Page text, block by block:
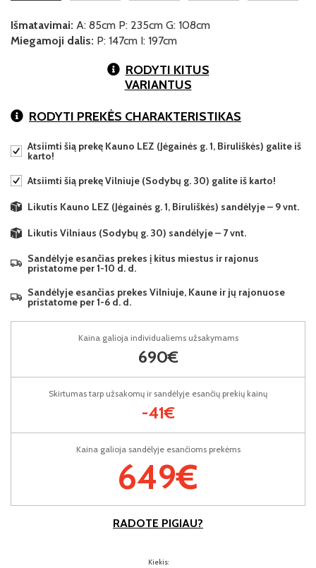
Išmatavimai: A: 85cm P: 235cm G: 108cm
Miegamoji dalis: P: 147cm I: 197cm
RODYTI KITUS
VARIANTUS
RODYTI PREKĖS CHARAKTERISTIKAS
Atsiimti šią prekę Kauno LEZ (Jėgainės g. 1, Biruliškės) galite iš
karto!
Atsiimti šią prekę Vilniuje (Sodybų g. 30) galite iš karto!
Likutis Kauno LEZ (Jėgainės g. 1, Biruliškės) sandėlyje – 9 vnt.
Likutis Vilniaus (Sodybų g. 30) sandėlyje – 7 vnt.
Sandėlyje esančias prekes į kitus miestus ir rajonus
pristatome per 1-10 d. d.
Sandėlyje esančias prekes Vilniuje, Kaune ir jų rajonuose
pristatome per 1-6 d. d.
Kaina galioja sandėlyje esančioms prekėms
649€
Kaina galioja individualiems užsakymams
690€
Skirtumas tarp užsakomų ir sandėlyje esančių prekių kainų
-41€
RADOTE PIGIAU?
Kiekis: